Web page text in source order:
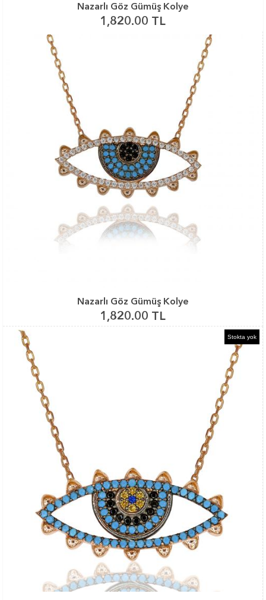
Nazarlı Göz Gümüş Kolye
1,820.00 TL
Nazarlı Göz Gümüş Kolye
1,820.00 TL
Stokta yok